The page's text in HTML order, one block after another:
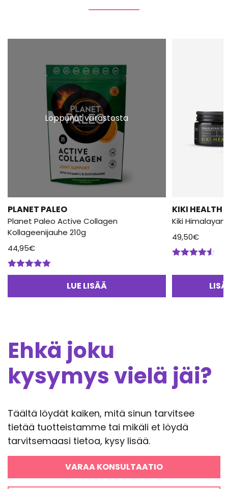
Loppunut varastosta
PLANET PALEO
Planet Paleo Active Collagen
Kollageenijauhe 210g
44,95€
Arvostelu
LUE LISÄÄ
KIKI HEALTH
Kiki Himalayan
49,50€
Ehkä joku
kysymys vielä jäi?
Täältä löydät kaiken, mitä sinun tarvitsee
tietää tuotteistamme tai mikäli et löydä
tarvitsemaasi tietoa, kysy lisää.
VARAA KONSULTAATIO